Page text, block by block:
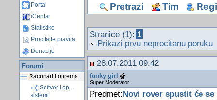
Portal
iCentar
Statistike
Procitajte pravila
Donacije
Forumi
Racunari i oprema
Softver i op.
sistemi
Pretrazi Tim
Stranice (1): 1
Prikazi prvu neprocitanu poruku
28.07.2011 09:42
funky girl
Super Moderator
Predmet: Novi rover spustit će se